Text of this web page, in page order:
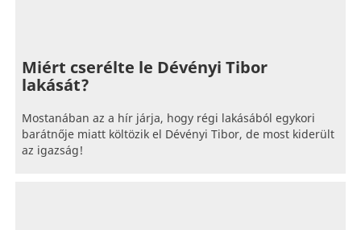
Miért cserélte le Dévényi Tibor
lakását?
Mostanában az a hír járja, hogy régi lakásából egykori
barátnője miatt költözik el Dévényi Tibor, de most kiderült
az igazság!